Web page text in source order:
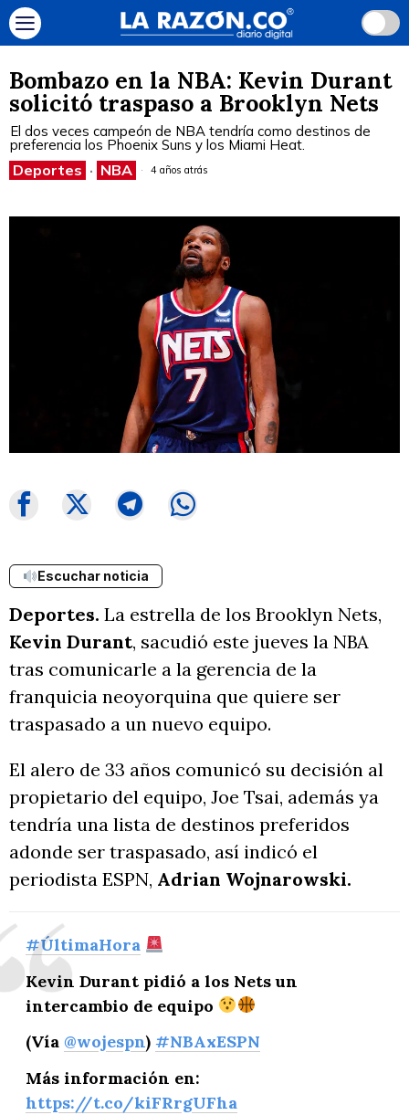
Bombazo en la NBA: Kevin Durant
solicitó traspaso a Brooklyn Nets
El dos veces campeón de NBA tendría como destinos de
preferencia los Phoenix Suns y los Miami Heat.
Deportes · NBA 4 años atrás
Escuchar noticia
Deportes. La estrella de los Brooklyn Nets,
Kevin Durant, sacudió este jueves la NBA
tras comunicarle a la gerencia de la
franquicia neoyorquina que quiere ser
traspasado a un nuevo equipo.
El alero de 33 años comunicó su decisión al
propietario del equipo, Joe Tsai, además ya
tendría una lista de destinos preferidos
adonde ser traspasado, así indicó el
periodista ESPN, Adrian Wojnarowski.
#ÚltimaHora
Kevin Durant pidió a los Nets un
intercambio de equipo
(Vía @wojespn) #NBAxESPN
Más información en:
https://t.co/kiFRrgUFha